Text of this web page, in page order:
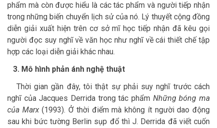
phẩm mà còn được hiểu là các tác phẩm và người tiếp nhận
trong những biến chuyển lịch sử của nó. Lý thuyết cộng đồng
diễn giải xuất hiện trên cơ sở mĩ học tiếp nhận đã kêu gọi
người đọc suy nghĩ về văn học như nghĩ về cái thiết chế tập
hợp các loại diễn giải khác nhau.
3. Mô hình phản ánh nghệ thuật
Thời gian gần đây, tôi thật sự phải suy nghĩ trước cách
nghĩ của Jacques Derrida trong tác phẩm Những bóng ma
của Marx(1993). Ở thời điểm mà không ít người dao động
sau khi bức tường Berlin sụp đổ thì J. Derrida đã viết cuốn